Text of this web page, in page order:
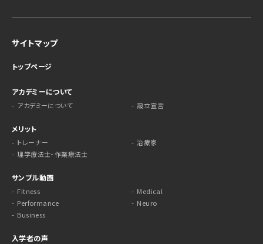
サイトマップ
トップページ
アカデミーについて
アカデミーについて 設立宣言
メリット
トレーナー
治療家
理学療法士・作業療法士
サンプル動画
Fitness
Medical
Performance
Neuro
Business
入学者の声